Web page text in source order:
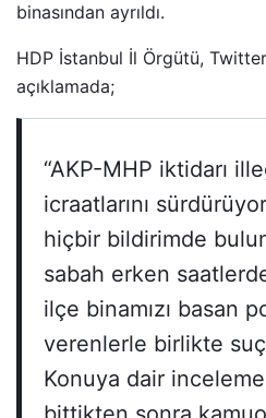
binasından ayrıldı.
HDP İstanbul İl Örgütü, Twitter
açıklamada;
“AKP-MHP iktidarı
icraatlarını
hiçbir bildirimde
sabah erken
ilçe binamızı basan
verenlerle birlikte
Konuya dair